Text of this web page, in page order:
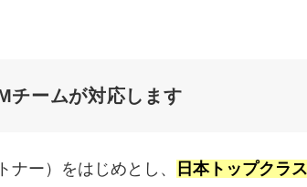
チームが対応します
ー）をはじめとし、
日本トップクラ